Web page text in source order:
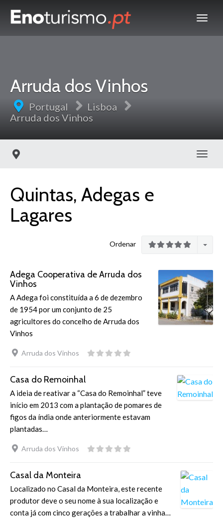
Arruda dos Vinhos
Portugal
Lisboa
Arruda dos Vinhos
Quintas, Adegas e
Lagares
Ordenar
Adega Cooperativa de Arruda dos
Vinhos
A Adega foi constituída a 6 de dezembro
de 1954 por um conjunto de 25
agricultores do concelho de Arruda dos
Vinhos
Arruda dos Vinhos
Casa do Remoinhal
A ideia de reativar a “Casa do Remoinhal” teve
início em 2013 com a plantação de pomares de
figos da índia onde anteriormente estavam
plantadas…
Arruda dos Vinhos
Casal da Monteira
Localizado no Casal da Monteira, este recente
produtor deve o seu nome à sua localização e
conta já com cinco gerações a trabalhar a vinha…